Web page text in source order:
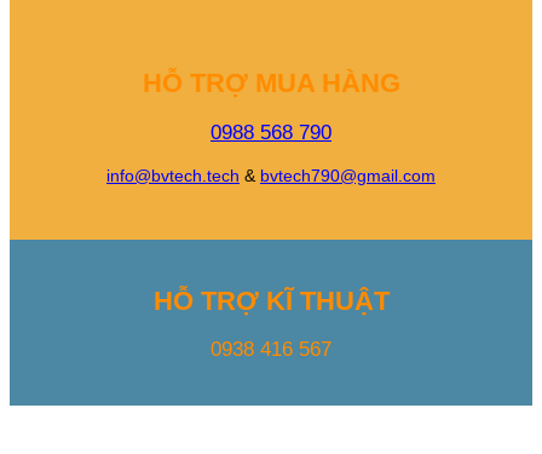
HỖ TRỢ MUA HÀNG
0988 568 790
info@bvtech.tech & bvtech790@gmail.com
HỖ TRỢ KĨ THUẬT
0938 416 567